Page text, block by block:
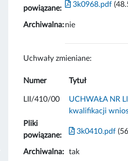
powiązane:
3k0968.pdf
Archiwalna:nie
Uchwały zmieniane:
Numer Tytuł
LII/410/00
UCHWAŁA NR
kwalifikacji
Pliki
powiązane:
3k0410.pdf
Archiwalna: tak